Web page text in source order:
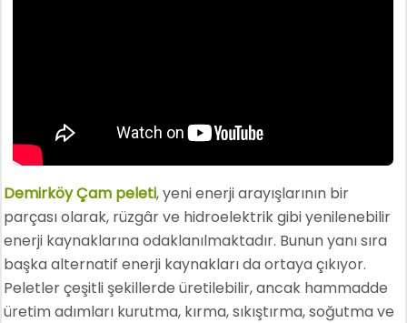
Demirköy Çam peleti, yeni enerji arayışlarının bir
parçası olarak, rüzgâr ve hidroelektrik gibi yenilenebilir
enerji kaynaklarına odaklanılmaktadır. Bunun yanı sıra
başka alternatif enerji kaynakları da ortaya çıkıyor.
Peletler çeşitli şekillerde üretilebilir, ancak hammadde
üretim adımları kurutma, kırma, sıkıştırma, soğutma ve